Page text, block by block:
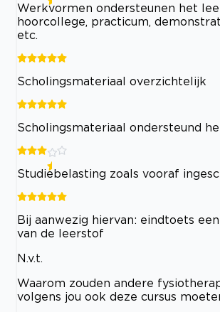
Werkvormen ondersteunen het
hoorcollege, practicum,
etc.
Scholingsmateriaal overzichtelijk
Scholingsmateriaal ondersteund
Studiebelasting zoals vooraf
Bij aanwezig hiervan: eindtoets
van de leerstof
N.v.t.
Waarom zouden andere
volgens jou ook deze cursus